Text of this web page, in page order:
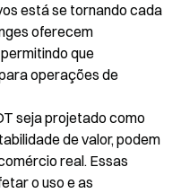
está se tornando cada
oferecem
que
operações de
seja projetado como
de valor, podem
real. Essas
o uso e as